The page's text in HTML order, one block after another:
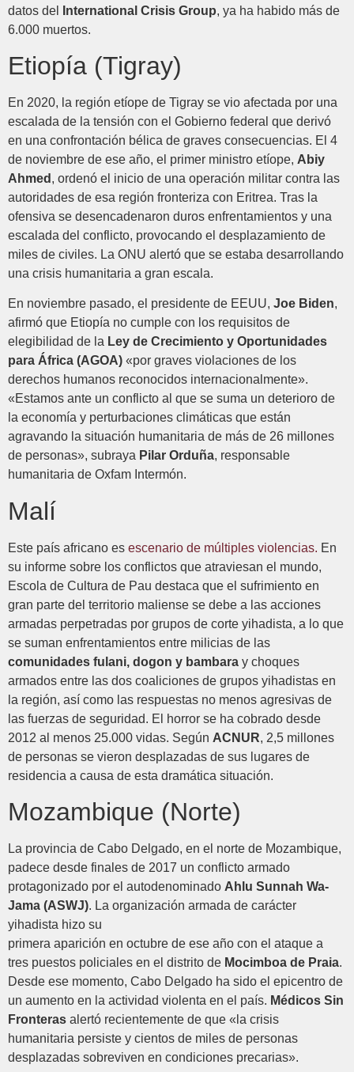
datos del
International Crisis Group, ya ha habido más de
6.000 muertos.
Etiopía (Tigray)
En 2020, la región etíope de Tigray se vio afectada por una
escalada de la tensión con el Gobierno federal que derivó
en una confrontación bélica de graves consecuencias. El 4
de noviembre de ese año, el primer ministro etíope, Abiy
Ahmed , ordenó el inicio de una operación militar contra las
autoridades de esa región fronteriza con Eritrea. Tras la
ofensiva se desencadenaron duros enfrentamientos y una
escalada del conflicto, provocando el desplazamiento de
miles de civiles. La ONU alertó que se estaba desarrollando
una crisis humanitaria a gran escala.
En noviembre pasado, el presidente de EEUU, Joe Biden,
afirmó que Etiopía no cumple con los requisitos de
elegibilidad de la Ley de Crecimiento y Oportunidades
para África (AGOA) «por graves violaciones de los
derechos humanos reconocidos internacionalmente».
«Estamos ante un conflicto al que se suma un deterioro de
la economía y perturbaciones climáticas que están
agravando la situación humanitaria de más de 26 millones
de personas», subraya Pilar Orduña, responsable
humanitaria de Oxfam Intermón.
Malí
Este país africano es escenario de múltiples violencias. En
su informe sobre los conflictos que atraviesan el mundo,
Escola de Cultura de Pau destaca que el sufrimiento en
gran parte del territorio maliense se debe a las acciones
armadas perpetradas por grupos de corte yihadista, a lo que
se suman enfrentamientos entre milicias de las
comunidades fulani, dogon y bambara y choques
armados entre las dos coaliciones de grupos yihadistas en
la región, así como las respuestas no menos agresivas de
las fuerzas de seguridad. El horror se ha cobrado desde
2012 al menos 25.000 vidas. Según ACNUR, 2,5 millones
de personas se vieron desplazadas de sus lugares de
residencia a causa de esta dramática situación.
Mozambique (Norte)
La provincia de Cabo Delgado, en el norte de Mozambique,
padece desde finales de 2017 un conflicto armado
protagonizado por el autodenominado Ahlu Sunnah Wa-
Jama (ASWJ). La organización armada de carácter
yihadista hizo su
primera aparición en octubre de ese año con el ataque a
tres puestos policiales en el distrito de Mocimboa de Praia.
Desde ese momento, Cabo Delgado ha sido el epicentro de
un aumento en la actividad violenta en el país. Médicos Sin
Fronteras alertó recientemente de que «la crisis
humanitaria persiste y cientos de miles de personas
desplazadas sobreviven en condiciones precarias».